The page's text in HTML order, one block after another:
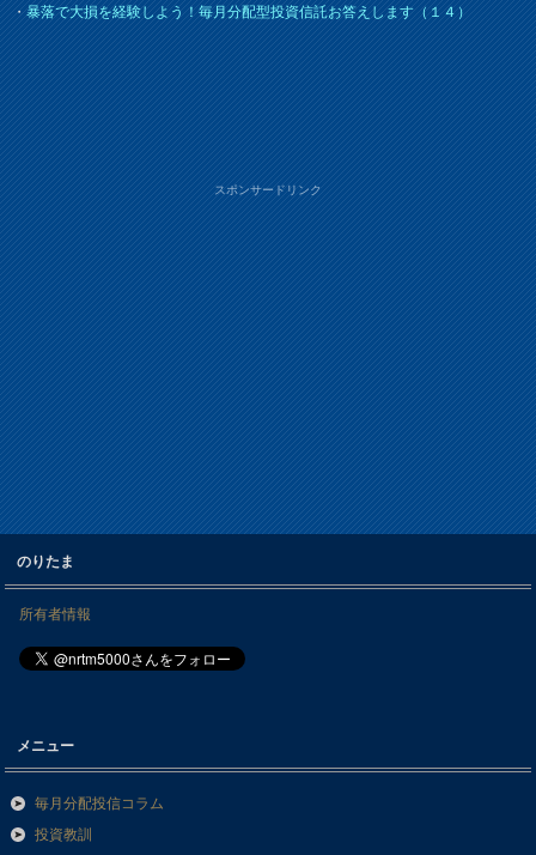
・暴落で大損を経験しよう！毎月分配型投資信託お答えします（１４）
スポンサードリンク
のりたま
所有者情報
メニュー
毎月分配投信コラム
投資教訓